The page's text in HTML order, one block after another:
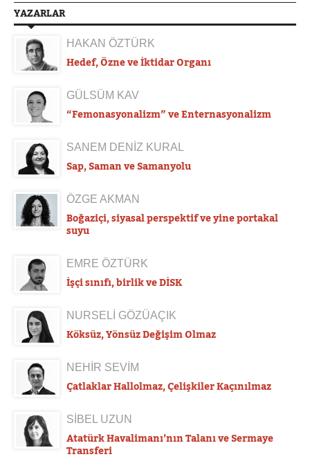
YAZARLAR
HAKAN ÖZTÜRK
Hedef, Özne ve İktidar Organı
GÜLSÜM KAV
“Femonasyonalizm” ve Enternasyonalizm
SANEM DENİZ KURAL
Sap, Saman ve Samanyolu
ÖZGE AKMAN
Boğaziçi, siyasal perspektif ve yine portakal
suyu
EMRE ÖZTÜRK
İşçi sınıfı, birlik ve DİSK
NURSELİ GÖZÜAÇIK
Köksüz, Yönsüz Değişim Olmaz
NEHİR SEVİM
Çatlaklar Hallolmaz, Çelişkiler Kaçınılmaz
SİBEL UZUN
Atatürk Havalimanı’nın Talanı ve Sermaye
Transferi